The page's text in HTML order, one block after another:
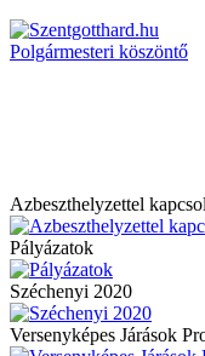
Polgármesteri köszöntő
Azbeszthelyzettel
Pályázatok
Széchenyi 2020
Versenyképes Járások